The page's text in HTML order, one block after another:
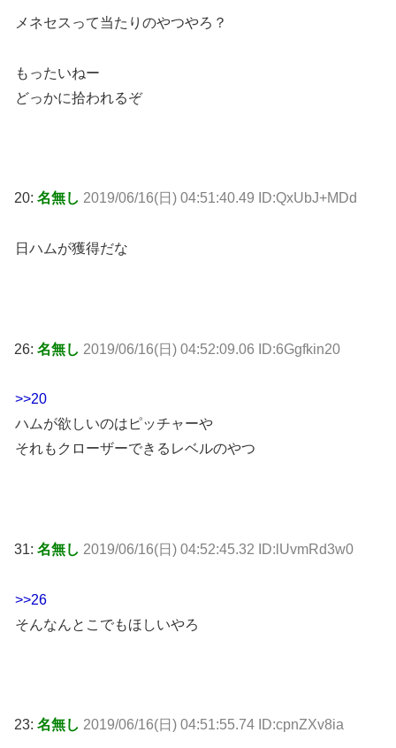
メネセスって当たりのやつやろ？
もったいねー
どっかに拾われるぞ
20: 名無し 2019/06/16(日) 04:51:40.49 ID:QxUbJ+MDd
日ハムが獲得だな
26: 名無し 2019/06/16(日) 04:52:09.06 ID:6Ggfkin20
>>20
ハムが欲しいのはピッチャーや
それもクローザーできるレベルのやつ
31: 名無し 2019/06/16(日) 04:52:45.32 ID:lUvmRd3w0
>>26
そんなんとこでもほしいやろ
23: 名無し 2019/06/16(日) 04:51:55.74 ID:cpnZXv8ia